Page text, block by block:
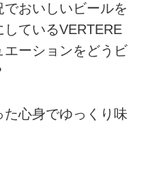
おいしいビールを
ているVERTERE
ーションをどうビ
心身でゆっくり味